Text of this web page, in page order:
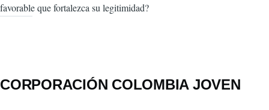
favorable que fortalezca su legitimidad?
CORPORACIÓN COLOMBIA JOVEN